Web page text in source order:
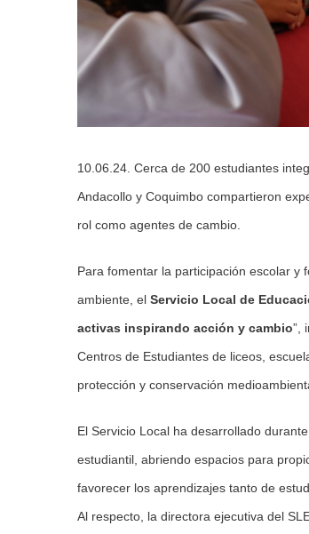
10.06.24. Cerca de 200 estudiantes
Andacollo y Coquimbo compartieron
rol como agentes de cambio.
Para fomentar la participación escolar y
ambiente, el Servicio Local de
activas inspirando acción y cambio”,
Centros de Estudiantes de liceos,
protección y conservación
El Servicio Local ha desarrollado
estudiantil, abriendo espacios para
favorecer los aprendizajes tanto de
Al respecto, la directora ejecutiva del